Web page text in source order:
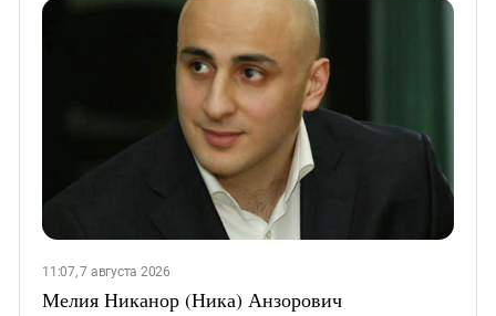
11:07, 7 августа 2026
Мелия Никанор (Ника) Анзорович